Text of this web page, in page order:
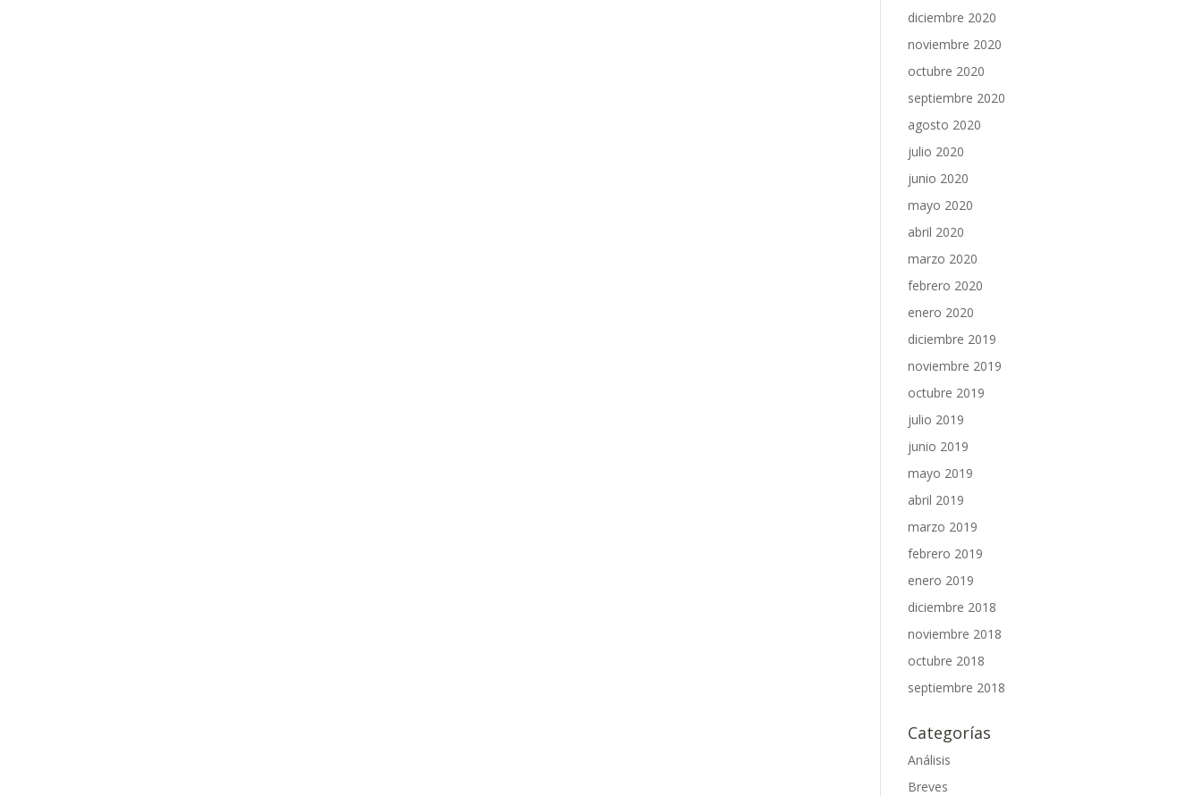
diciembre 2020
noviembre 2020
octubre 2020
septiembre 2020
agosto 2020
julio 2020
junio 2020
mayo 2020
abril 2020
marzo 2020
febrero 2020
enero 2020
diciembre 2019
noviembre 2019
octubre 2019
julio 2019
junio 2019
mayo 2019
abril 2019
marzo 2019
febrero 2019
enero 2019
diciembre 2018
noviembre 2018
octubre 2018
septiembre 2018
Categorías
Análisis
Breves